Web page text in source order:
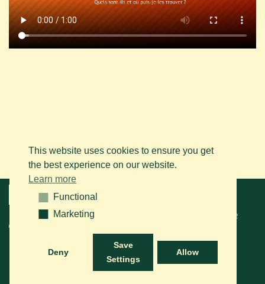
Menu
© 2026 BAPS vzw. Tous droits réservés. Contactez-nous sur le
+32
(0)14 61 76 09
This website uses cookies to ensure you get
the best experience on our website.
Learn more
Functional
Functional
MarketingMarketing
Deny
Save
Settings
Allow